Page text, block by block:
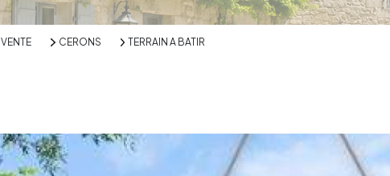
VENTE CERONS TERRAIN A BATIR